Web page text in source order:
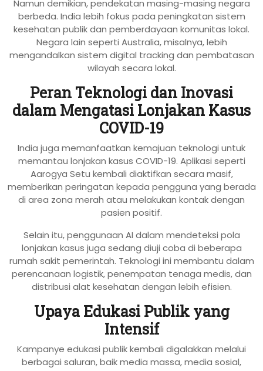
Namun demikian, pendekatan masing-masing negara
berbeda. India lebih fokus pada peningkatan sistem
kesehatan publik dan pemberdayaan komunitas lokal.
Negara lain seperti Australia, misalnya, lebih
mengandalkan sistem digital tracking dan pembatasan
wilayah secara lokal.
Peran Teknologi dan Inovasi
dalam Mengatasi Lonjakan Kasus
COVID-19
India juga memanfaatkan kemajuan teknologi untuk
memantau lonjakan kasus COVID-19. Aplikasi seperti
Aarogya Setu kembali diaktifkan secara masif,
memberikan peringatan kepada pengguna yang berada
di area zona merah atau melakukan kontak dengan
pasien positif.
Selain itu, penggunaan AI dalam mendeteksi pola
lonjakan kasus juga sedang diuji coba di beberapa
rumah sakit pemerintah. Teknologi ini membantu dalam
perencanaan logistik, penempatan tenaga medis, dan
distribusi alat kesehatan dengan lebih efisien.
Upaya Edukasi Publik yang
Intensif
Kampanye edukasi publik kembali digalakkan melalui
berbagai saluran, baik media massa, media sosial,